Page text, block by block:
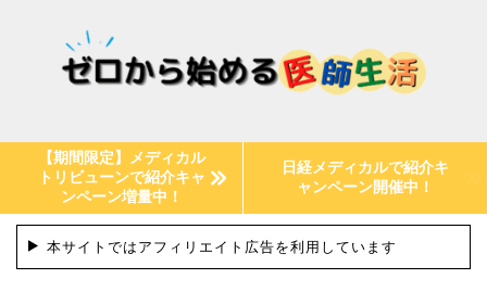
【期間限定】メディカル
トリビューンで紹介キャ
ンペーン増量中！
日経メディカルで紹介キ
ャンペーン開催中！
本サイトではアフィリエイト広告を利用しています